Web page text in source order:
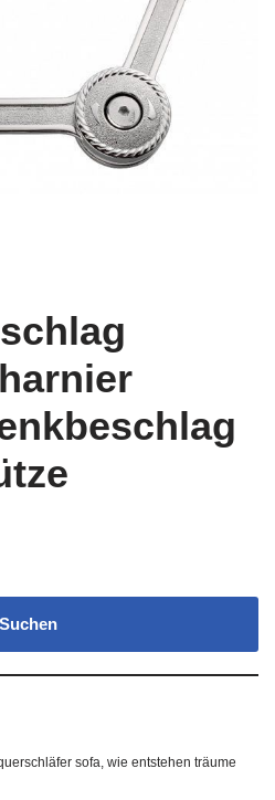
Suchen
sofa, wie entstehen träume